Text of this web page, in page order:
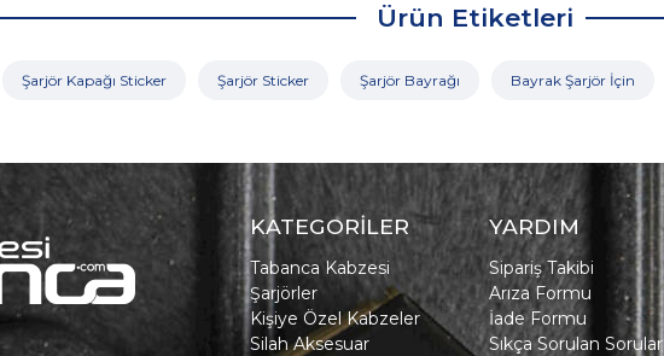
Ürün Etiketleri
Şarjör Kapağı Sticker Şarjör Sticker Şarjör Bayrağı Bayrak Şarjör İçin
KATEGORİLER
Tabanca Kabzesi
Şarjörler
Kişiye Özel Kabzeler
Silah Aksesuar
YARDIM
Sipariş Takibi
Arıza Formu
İade Formu
Sıkça Sorulan Sorular